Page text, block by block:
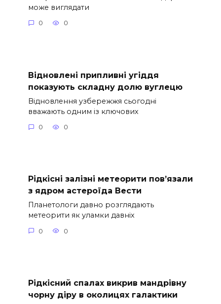
може виглядати
0 0
Відновлені припливні угіддя
показують складну долю вуглецю
Відновлення узбережжя сьогодні
вважають одним із ключових
0 0
Рідкісні залізні метеорити пов’язали
з ядром астероїда Вести
Планетологи давно розглядають
метеорити як уламки давніх
0 0
Рідкісний спалах викрив мандрівну
чорну діру в околицях галактики